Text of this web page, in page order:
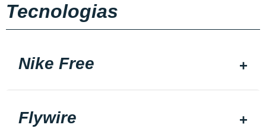
Tecnologias
Nike Free
Flywire